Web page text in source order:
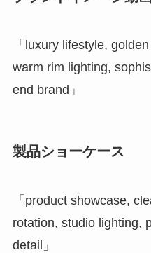
「luxury lifestyle,
warm rim lighting,
end brand」
製品ショーケース
「product showcase,
rotation, studio lighting,
detail」